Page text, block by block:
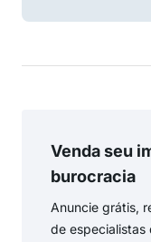
Venda seu
burocracia
Anuncie grátis,
de especialistas